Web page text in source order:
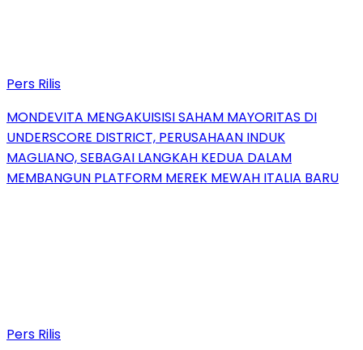
Pers Rilis
MONDEVITA MENGAKUISISI SAHAM MAYORITAS DI
UNDERSCORE DISTRICT, PERUSAHAAN INDUK
MAGLIANO, SEBAGAI LANGKAH KEDUA DALAM
MEMBANGUN PLATFORM MEREK MEWAH ITALIA BARU
Pers Rilis